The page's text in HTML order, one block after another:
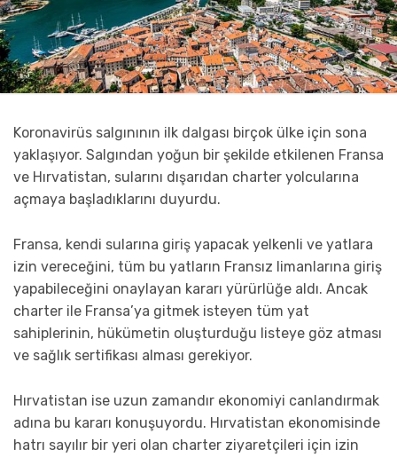
Koronavirüs salgınının ilk dalgası birçok ülke için sona
yaklaşıyor. Salgından yoğun bir şekilde etkilenen Fransa
ve Hırvatistan, sularını dışarıdan charter yolcularına
açmaya başladıklarını duyurdu.
Fransa, kendi sularına giriş yapacak yelkenli ve yatlara
izin vereceğini, tüm bu yatların Fransız limanlarına giriş
yapabileceğini onaylayan kararı yürürlüğe aldı. Ancak
charter ile Fransa’ya gitmek isteyen tüm yat
sahiplerinin, hükümetin oluşturduğu listeye göz atması
ve sağlık sertifikası alması gerekiyor.
Hırvatistan ise uzun zamandır ekonomiyi canlandırmak
adına bu kararı konuşuyordu. Hırvatistan ekonomisinde
hatrı sayılır bir yeri olan charter ziyaretçileri için izin